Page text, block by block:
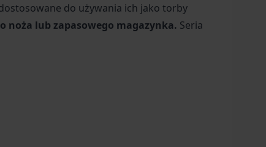
do używania ich jako torby
noża lub zapasowego magazynka. Seria